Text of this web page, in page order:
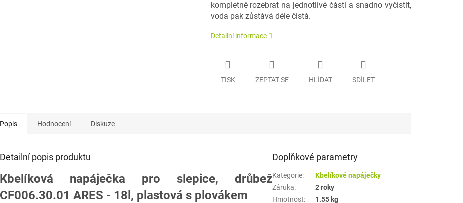
kompletně rozebrat na jednotlivé části a snadno vyčistit,
voda pak zůstává déle čistá.
Detailní informace
TISK ZEPTAT SE HLÍDAT SDÍLET
Popis Hodnocení Diskuze
Detailní popis produktu
Kbelíková napáječka pro slepice, drůbež
CF006.30.01 ARES - 18l, plastová s plovákem
Doplňkové parametry
Kategorie:
Kbelíkové napáječky
Záruka:
2 roky
Hmotnost: 1.55 kg